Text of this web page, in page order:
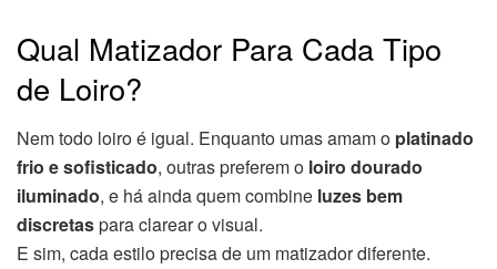
Qual Matizador Para Cada Tipo
de Loiro?
Nem todo loiro é igual. Enquanto umas amam o platinado
frio e sofisticado, outras preferem o loiro dourado
iluminado, e há ainda quem combine luzes bem
discretaspara clarear o visual.
E sim, cada estilo precisa de um matizador diferente.